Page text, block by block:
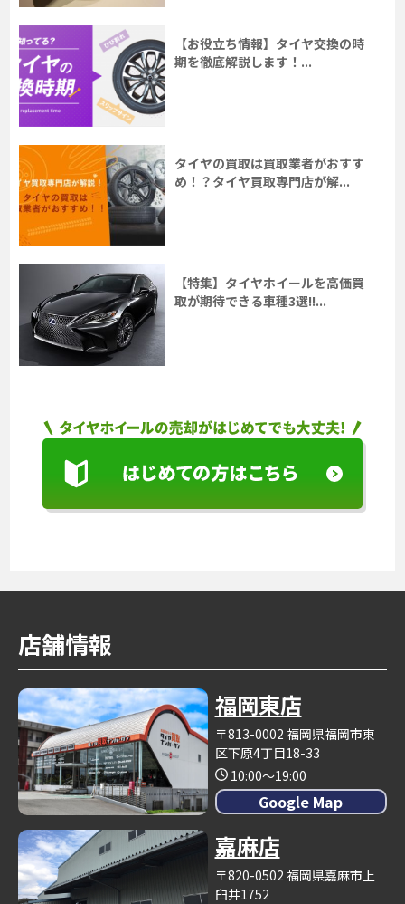
【お役立ち情報】タイヤ交換の時
期を徹底解説します！...
タイヤの買取は買取業者がおすす
め！？タイヤ買取専門店が解...
【特集】タイヤホイールを高価買
取が期待できる車種3選!!...
店舗情報
福岡東店
〒813-0002 福岡県福岡市東
区下原4丁目18-33
10:00～19:00
Google Map
嘉麻店
〒820-0502 福岡県嘉麻市上
臼井1752